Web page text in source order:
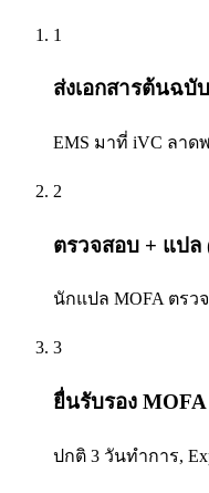
1
ส่งเอกสารต้นฉบับ
EMS มาที่ iVC ลาด
2
ตรวจสอบ + แปล
นักแปล MOFA ตร
3
ยื่นรับรอง MOFA
ปกติ 3 วันทำการ,